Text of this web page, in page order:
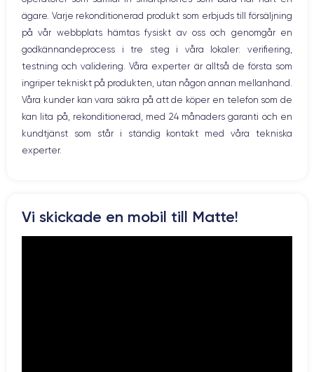
GPU 4 cœurs 2.65 GHz
12 MP 12 MP
Résolution vidéo
4K - 3840x2160px
Recharge rapide
Oui, minimum 18W
Batterie Dual SIM
Si vous souhaitez découvrir en détail les caractéristiques de ce
WiFi
Nätverk
Vibration
Prise USB
ägare. Varje rekonditionerad produkt som erbjuds till försäljning
på vår webbplats hämtas fysiskt av oss och genomgår en
godkännandeprocess i tre steg i våra lokaler: verifiering,
testning och validering. Våra experter är alltså de första som
ingriper tekniskt på produkten, utan någon annan mellanhand.
Våra kunder kan vara säkra på att de köper en telefon som de
kan lita på, rekonditionerad, med 24 månaders garanti och en
kundtjänst som står i ständig kontakt med våra tekniska
experter.
Vi skickade en mobil till Matte!